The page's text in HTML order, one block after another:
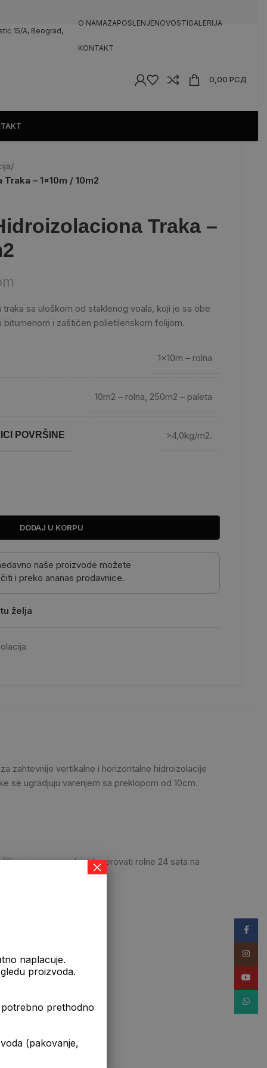
15/A, Beograd,
O NAMAZAPOSLENJENOVOSTIGALERIJA
KONTAKT
0,00 РСД
/
– 1x10m / 10m2
Traka –
traka sa uloškom od staklenog voala, koji je sa obe
bitumenom i zaštićen polietilenskom folijom.
1x10m – rolna
10m2 – rolna, 250m2 – paleta
POVRŠINE >4,0kg/m2.
DODAJ U KORPU
naše proizvode možete
i preko ananas prodavnice.
želja
zahtevnije vertikalne i horizontalne hidroizolacije
se ugradjuju varenjem sa preklopom od 10cm.
je, pre ugradnje, lagerovati rolne 24 sata na
temperaturama.
naplacuje.
proizvoda.
prethodno
(pakovanje,
×